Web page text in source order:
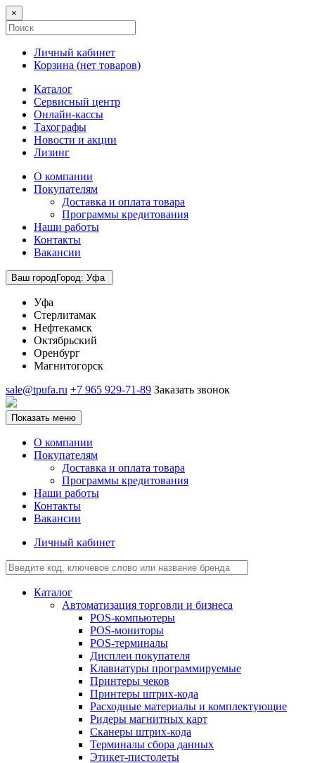
×
Личный кабинет
Корзина (нет товаров)
Каталог
Сервисный центр
Онлайн-кассы
Тахографы
Новости и акции
Лизинг
О компании
Покупателям
Доставка и оплата товара
Программы кредитования
Наши работы
Контакты
Вакансии
Ваш городГород: Уфа
Уфа
Стерлитамак
Нефтекамск
Октябрьский
Оренбург
Магнитогорск
sale@tpufa.ru +7 965 929-71-89 Заказать звонок
Показать меню
О компании
Покупателям
Доставка и оплата товара
Программы кредитования
Наши работы
Контакты
Вакансии
Личный кабинет
Каталог
Автоматизация торговли и бизнеса
POS-компьютеры
POS-мониторы
POS-терминалы
Дисплеи покупателя
Клавиатуры программируемые
Принтеры чеков
Принтеры штрих-кода
Расходные материалы и комплектующие
Ридеры магнитных карт
Сканеры штрих-кода
Терминалы сбора данных
Этикет-пистолеты